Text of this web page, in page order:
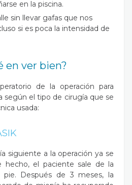
en la piscina.
sin llevar gafas que nos
si es poca la intensidad de
en ver bien?
de la operación para
según el tipo de cirugía que se
usada:
siguiente a la operación ya se
hecho, el paciente sale de la
Después de 3 meses, la